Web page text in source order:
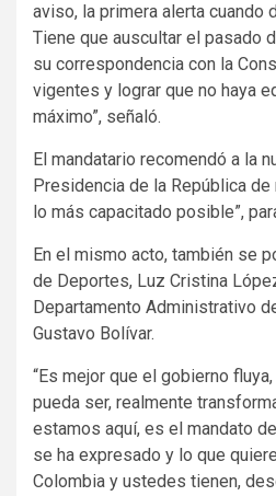
aviso, la primera alerta cuando
Tiene que auscultar el pasado
su correspondencia con la
vigentes y lograr que no haya
máximo”, señaló.
El mandatario recomendó a la
Presidencia de la República
lo más capacitado posible”,
En el mismo acto, también se
de Deportes, Luz Cristina
Departamento Administrativo
Gustavo Bolívar.
“Es mejor que el gobierno
pueda ser, realmente
estamos aquí, es el mandato
se ha expresado y lo que
Colombia y ustedes tienen,